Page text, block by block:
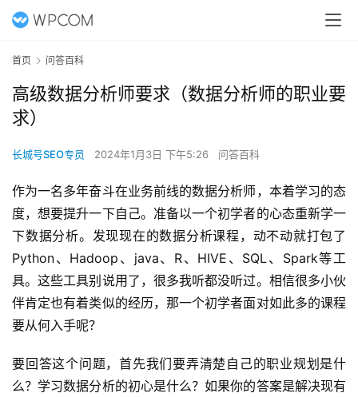
首页 问答百科
高级数据分析师要求（数据分析师的职业要
求）
长城号SEO专员 2024年1月3日 下午5:26 问答百科
作为一名多年奋斗在业务前线的数据分析师，本着学习的态
度，想要提升一下自己。准备以一个初学者的心态重新学一
下数据分析。发现现在的数据分析课程，动不动就打包了
Python、Hadoop、java、R、HIVE、SQL、Spark等工
具。这些工具别说用了，很多我听都没听过。相信很多小伙
伴肯定也有着类似的经历，那一个初学者面对如此多的课程
要从何入手呢？
要回答这个问题，首先我们要弄清楚自己的职业规划是什
么？学习数据分析的初心是什么？如果你的答案是解决现有